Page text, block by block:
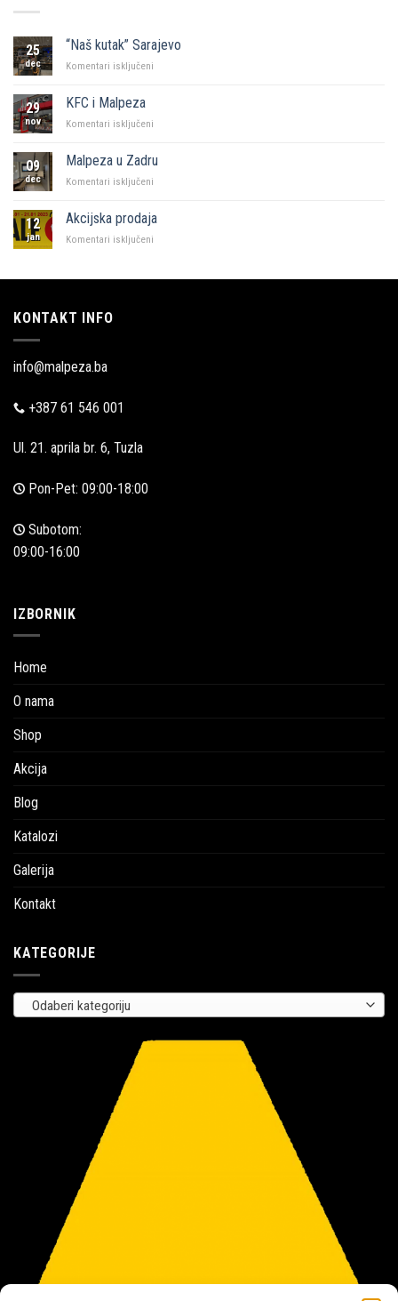
25
dec
“Naš kutak” Sarajevo
Komentari isključeni
29
nov
KFC i Malpeza
Komentari isključeni
Malpeza
09
dec
Malpeza u Zadru
Komentari isključeni
Zadru
12
jan
Akcijska prodaja
Komentari isključeni
KONTAKT INFO
info@malpeza.ba
+387 61 546 001
Ul. 21. aprila br. 6, Tuzla
Pon-Pet: 09:00-18:00
Subotom:
09:00-16:00
IZBORNIK
Home
O nama
Shop
Akcija
Blog
Katalozi
Galerija
Kontakt
KATEGORIJE
Odaberi kategoriju